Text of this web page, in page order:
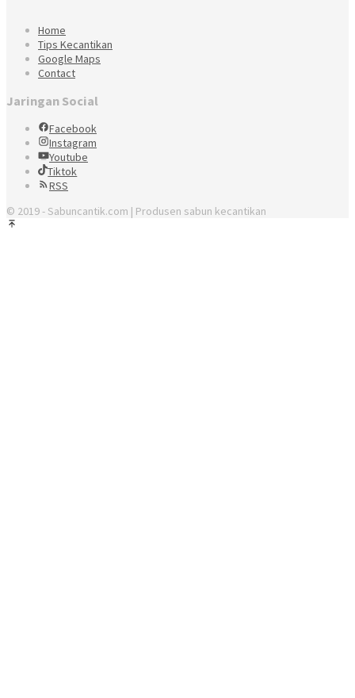
Home
Tips Kecantikan
Google Maps
Contact
Jaringan Social
Facebook
Instagram
Youtube
Tiktok
RSS
© 2019 - Sabuncantik.com | Produsen sabun kecantikan